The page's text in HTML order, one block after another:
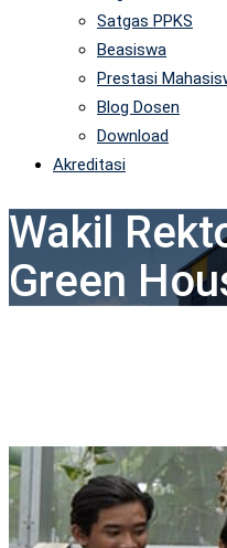
Satgas PPKS
Beasiswa
Prestasi
Blog Dosen
Download
Akreditasi
Wakil
Green